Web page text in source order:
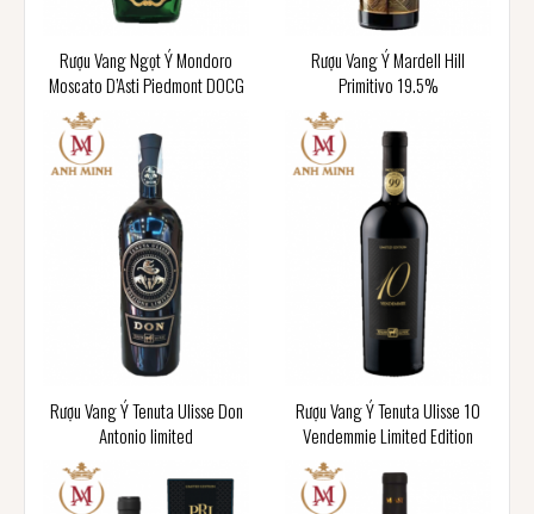
Rượu Vang Ngọt Ý Mondoro
Moscato D’Asti Piedmont DOCG
Rượu Vang Ý Mardell Hill
Primitivo 19.5%
Rượu Vang Ý Tenuta Ulisse Don
Antonio limited
Rượu Vang Ý Tenuta Ulisse 10
Vendemmie Limited Edition